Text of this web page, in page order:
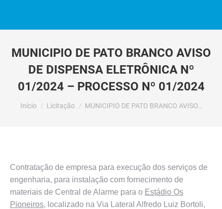
MUNICIPIO DE PATO BRANCO AVISO
DE DISPENSA ELETRÔNICA Nº
01/2024 – PROCESSO Nº 01/2024
Você está aqui:
Início Licitação MUNICIPIO DE PATO BRANCO AVISO…
Contratação de empresa para execução dos serviços de
engenharia, para instalação com fornecimento de
materiais de Central de Alarme para o Estádio Os
Pioneiros, localizado na Via Lateral Alfredo Luiz Bortoli,